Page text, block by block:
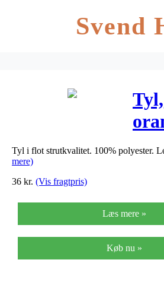
Svend
Tyl i flot strutkvalitet. 100% polyester.
mere)
36 kr. (Vis fragtpris)
Læs mere »
Køb nu »